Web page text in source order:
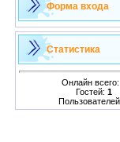
Форма входа
Статистика
Онлайн всего:
Гостей: 1